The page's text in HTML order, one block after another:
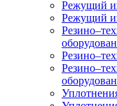
Режущий
Режущий